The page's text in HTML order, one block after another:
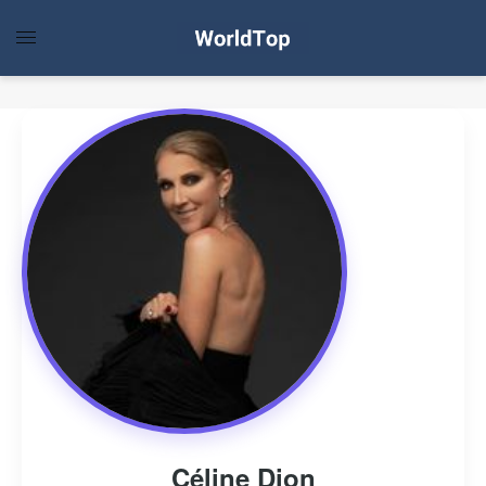
Céline Dion